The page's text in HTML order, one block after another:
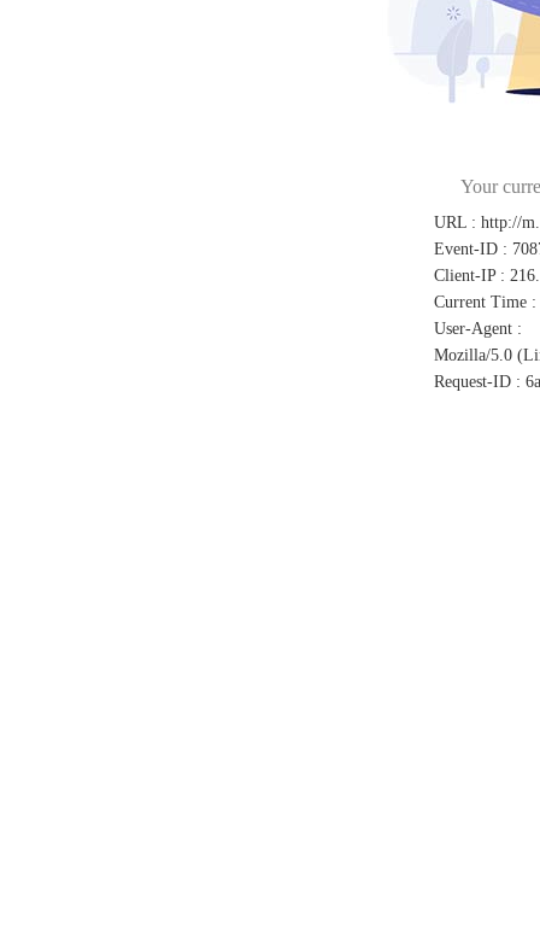
Your
URL : http://
Event-ID :
Client-IP :
Current Time :
User-Agent :
Mozilla/5.0
Request-ID :